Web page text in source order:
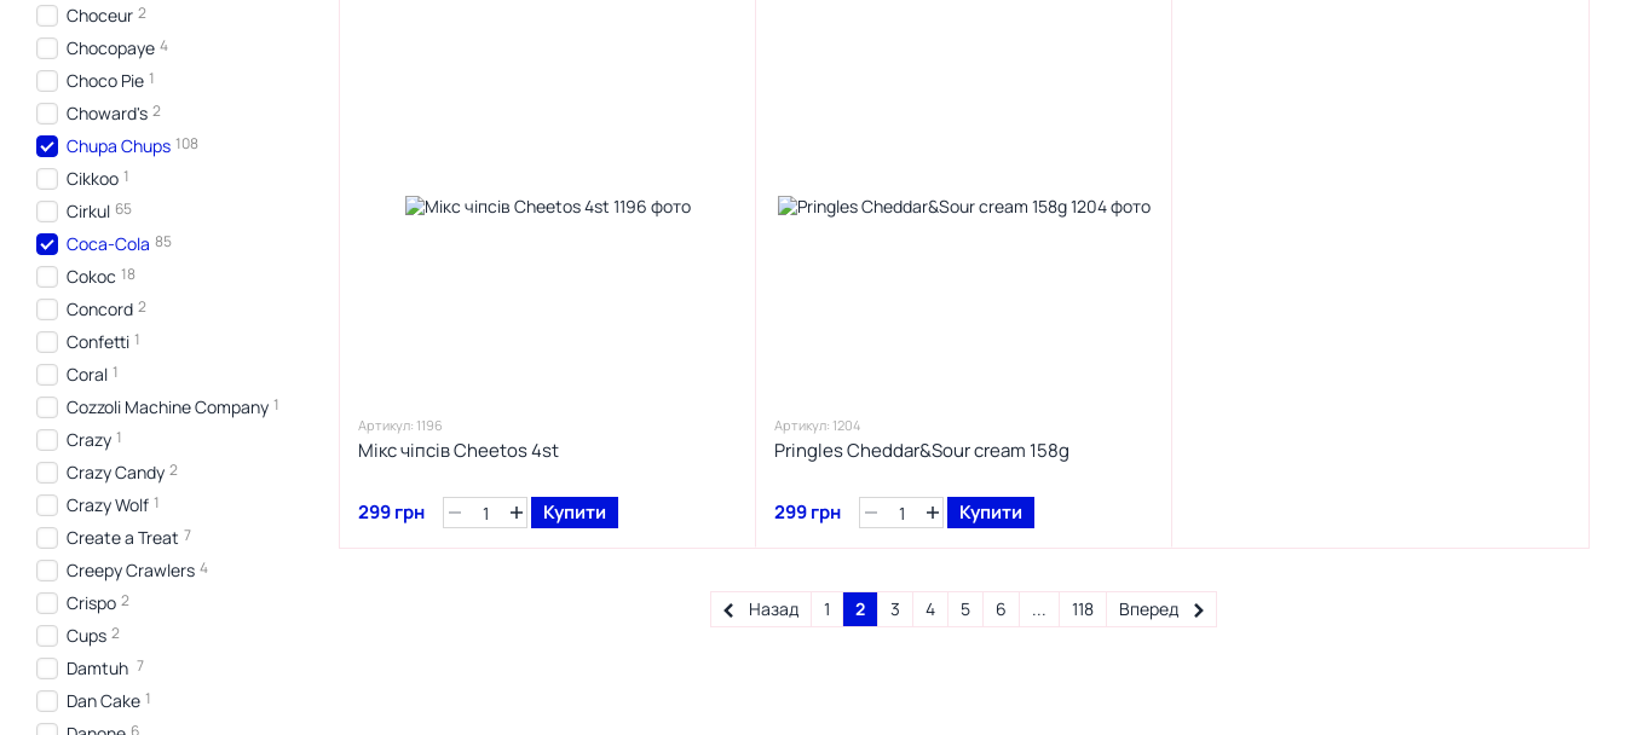
Артикул: 1196
Мікс чіпсів Cheetos 4st
299 грн Купити
Артикул: 1204
Pringles Cheddar&Sour cream 158g
299 грн Купити
Назад 1 2 3 4 5 6 ... 118 Вперед
Choceur 2
Chocopaye 4
Choco Pie 1
Choward's 2
Chupa Chups 108
Cikkoo 1
Cirkul 65
Coca-Cola 85
Cokoc 18
Concord 2
Confetti 1
Coral 1
Cozzoli Machine Company 1
Crazy 1
Crazy Candy 2
Crazy Wolf 1
Create a Treat 7
Creepy Crawlers 4
Crispo 2
Cups 2
Damtuh 7
Dan Cake 1
6